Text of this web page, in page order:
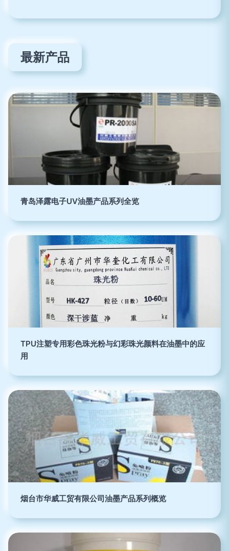
最新产品
青岛泽露电子UV油墨产品系列全览
TPU注塑专用彩色珠光粉与幻彩珠光颜料在油墨中的应
用
烟台市华威工贸有限公司油墨产品系列概览